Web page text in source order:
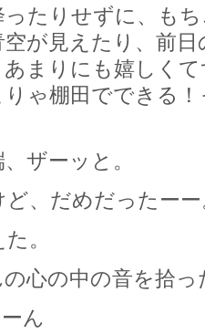
たりせずに、も
が見えたり、前
まりにも嬉しく
ゃ棚田でできる
ザーッと。
、だめだったー
。
心の中の音を拾っ
ん